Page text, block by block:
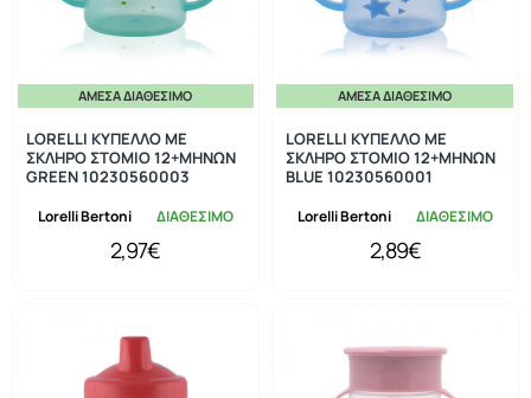
ΆΜΕΣΑ ΔΙΑΘΈΣΙΜΟ
Lorelli Bertoni ΔΙΑΘΕΣΙΜΟ
LORELLI ΚΥΠΕΛΛΟ ΜΕ
ΣΚΛΗΡΟ ΣΤΟΜΙΟ 12+ΜΗΝΩΝ
GREEN 10230560003
2,97€
ΆΜΕΣΑ ΔΙΑΘΈΣΙΜΟ
Lorelli Bertoni ΔΙΑΘΕΣΙΜΟ
LORELLI ΚΥΠΕΛΛΟ ΜΕ
ΣΚΛΗΡΟ ΣΤΟΜΙΟ 12+ΜΗΝΩΝ
BLUE 10230560001
2,89€